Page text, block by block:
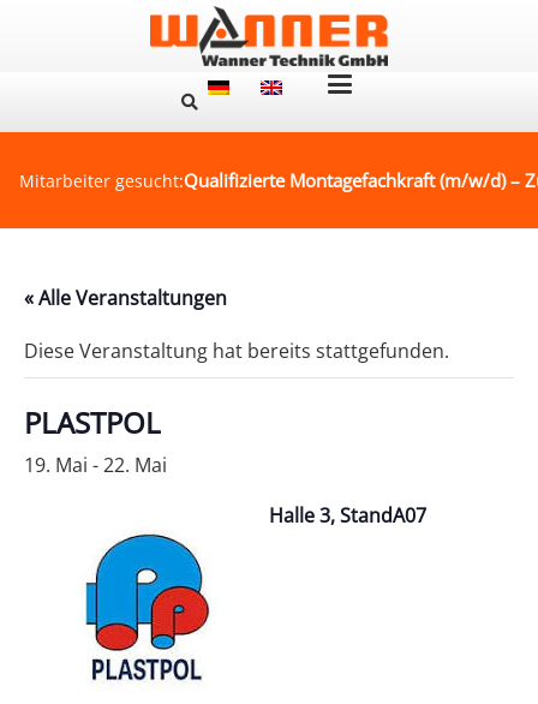
Mitarbeiter gesucht:Qualifizierte Montagefachkraft (m/w/d) –
« Alle Veranstaltungen
Diese Veranstaltung hat bereits stattgefunden.
PLASTPOL
19. Mai -22. Mai
Halle 3, StandA07